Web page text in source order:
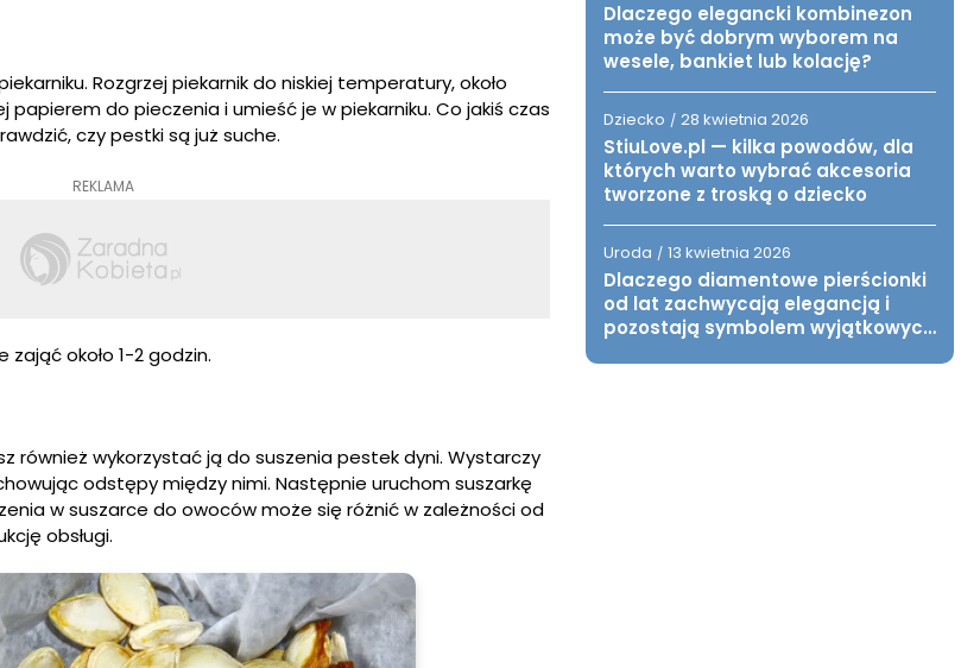
Rozgrzej piekarnik do niskiej temperatury, około
papierem do pieczenia i umieść je w piekarniku. Co jakiś czas
czy pestki są już suche.
REKLAMA
zająć około 1-2 godzin.
również wykorzystać ją do suszenia pestek dyni. Wystarczy
odstępy między nimi. Następnie uruchom suszarkę
w suszarce do owoców może się różnić w zależności od
obsługi.
Dlaczego elegancki kombinezon
może być dobrym wyborem na
wesele, bankiet lub kolację?
Dziecko / 28 kwietnia 2026
StiuLove.pl — kilka powodów, dla
których warto wybrać akcesoria
tworzone z troską o dziecko
Uroda / 13 kwietnia 2026
Dlaczego diamentowe pierścionki
od lat zachwycają elegancją i
pozostają symbolem wyjątkowych